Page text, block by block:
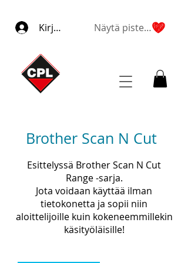
Kirjaudu Näytä pisteet
Brother Scan N Cut
Esittelyssä Brother Scan N Cut
Range -sarja.
Jota voidaan käyttää ilman
tietokonetta ja sopii niin
aloittelijoille kuin kokeneemmillekin
käsityöläisille!